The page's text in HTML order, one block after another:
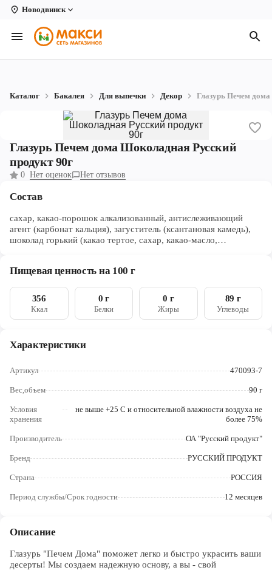
Новодвинск
Вологда
Архангельск
Коряжма
Котлас
Рыбинск
Череповец
Ярославль
Каталог Бакалея Для выпечки Декор Глазурь Печем
Глазурь Печем дома Шоколадная Русский
продукт 90г
0 Нет оценок Нет отзывов
Состав
сахар, какао-порошок алкализованный, антислеживающий
агент (карбонат кальция), загуститель (ксантановая камедь),
шоколад горький (какао тертое, сахар, какао-масло,
Пищевая ценность на 100 г
356
Ккал
0 г
Белки
0 г
Жиры
89 г
Углеводы
Характеристики
Артикул 470093-7
Вес,объем 90 г
Условия
хранения
не выше +25 С и относительной влажности воздуха не
более 75%
Производитель ОА "Русский продукт"
Бренд РУССКИЙ ПРОДУКТ
Страна РОССИЯ
Период службы/Срок годности 12 месяцев
Описание
Глазурь "Печем Дома" поможет легко и быстро украсить ваши
десерты! Мы создаем надежную основу, а вы - свой